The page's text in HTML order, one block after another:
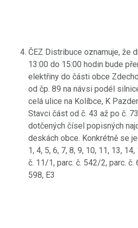
ČEZ Distribuce oznamuje, že
13:00 do 15:00 hodin bude
elektřiny do části obce
od čp. 89 na návsi podél
celá ulice na Kolíbce, K
Stavci část od č. 43 až po č.
dotčených čísel popisných
deskách obce. Konkrétně se
1, 4, 5, 6, 7, 8, 9, 10, 11, 13,
č. 11/1, parc. č. 542/2, parc. č.
598, E3